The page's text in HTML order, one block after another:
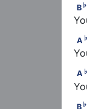
B♭
B ♭
A♭
A ♭
A♭
A ♭
B♭
B ♭